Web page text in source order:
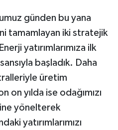
günden bu yana
tamamlayan iki stratejik
yatırımlarımıza ilk
başladık. Daha
üretim
on yılda ise odağımızı
yönelterek
yatırımlarımızı